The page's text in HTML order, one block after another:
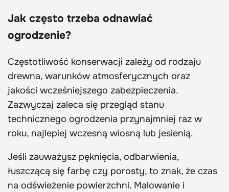
Jak często trzeba odnawiać
ogrodzenie?
Częstotliwość konserwacji zależy od rodzaju
drewna, warunków atmosferycznych oraz
jakości wcześniejszego zabezpieczenia.
Zazwyczaj zaleca się przegląd stanu
technicznego ogrodzenia przynajmniej raz w
roku, najlepiej wczesną wiosną lub jesienią.
Jeśli zauważysz pęknięcia, odbarwienia,
łuszczącą się farbę czy porosty, to znak, że czas
na odświeżenie powierzchni. Malowanie i